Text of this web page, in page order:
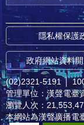
隱私權保護
政府網站資料
(02)2321-5191 │
管理單位：漢聲電臺
瀏覽人次：
本網站為漢聲廣播電